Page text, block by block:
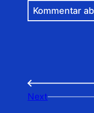
←
Next